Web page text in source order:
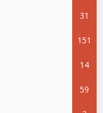
31
151
14
59